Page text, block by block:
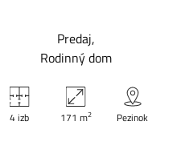
Predaj
Rodinný dom
4 izb 171 m2 Pezinok